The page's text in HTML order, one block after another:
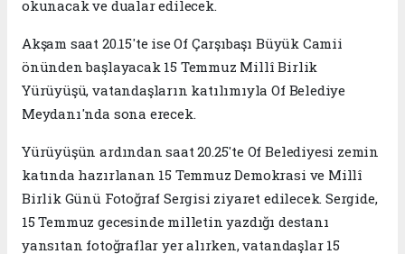
okunacak ve dualar edilecek.
Akşam saat 20.15'te ise Of Çarşıbaşı Büyük Camii
önünden başlayacak 15 Temmuz Millî Birlik
Yürüyüşü, vatandaşların katılımıyla Of Belediye
Meydanı'nda sona erecek.
Yürüyüşün ardından saat 20.25'te Of Belediyesi zemin
katında hazırlanan 15 Temmuz Demokrasi ve Millî
Birlik Günü Fotoğraf Sergisi ziyaret edilecek. Sergide,
15 Temmuz gecesinde milletin yazdığı destanı
yansıtan fotoğraflar yer alırken, vatandaşlar 15